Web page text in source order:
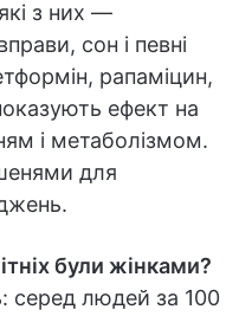
з них —
сон і певні
рапаміцин,
ефект на
і метаболізмом.
для
були жінками?
серед людей за 100